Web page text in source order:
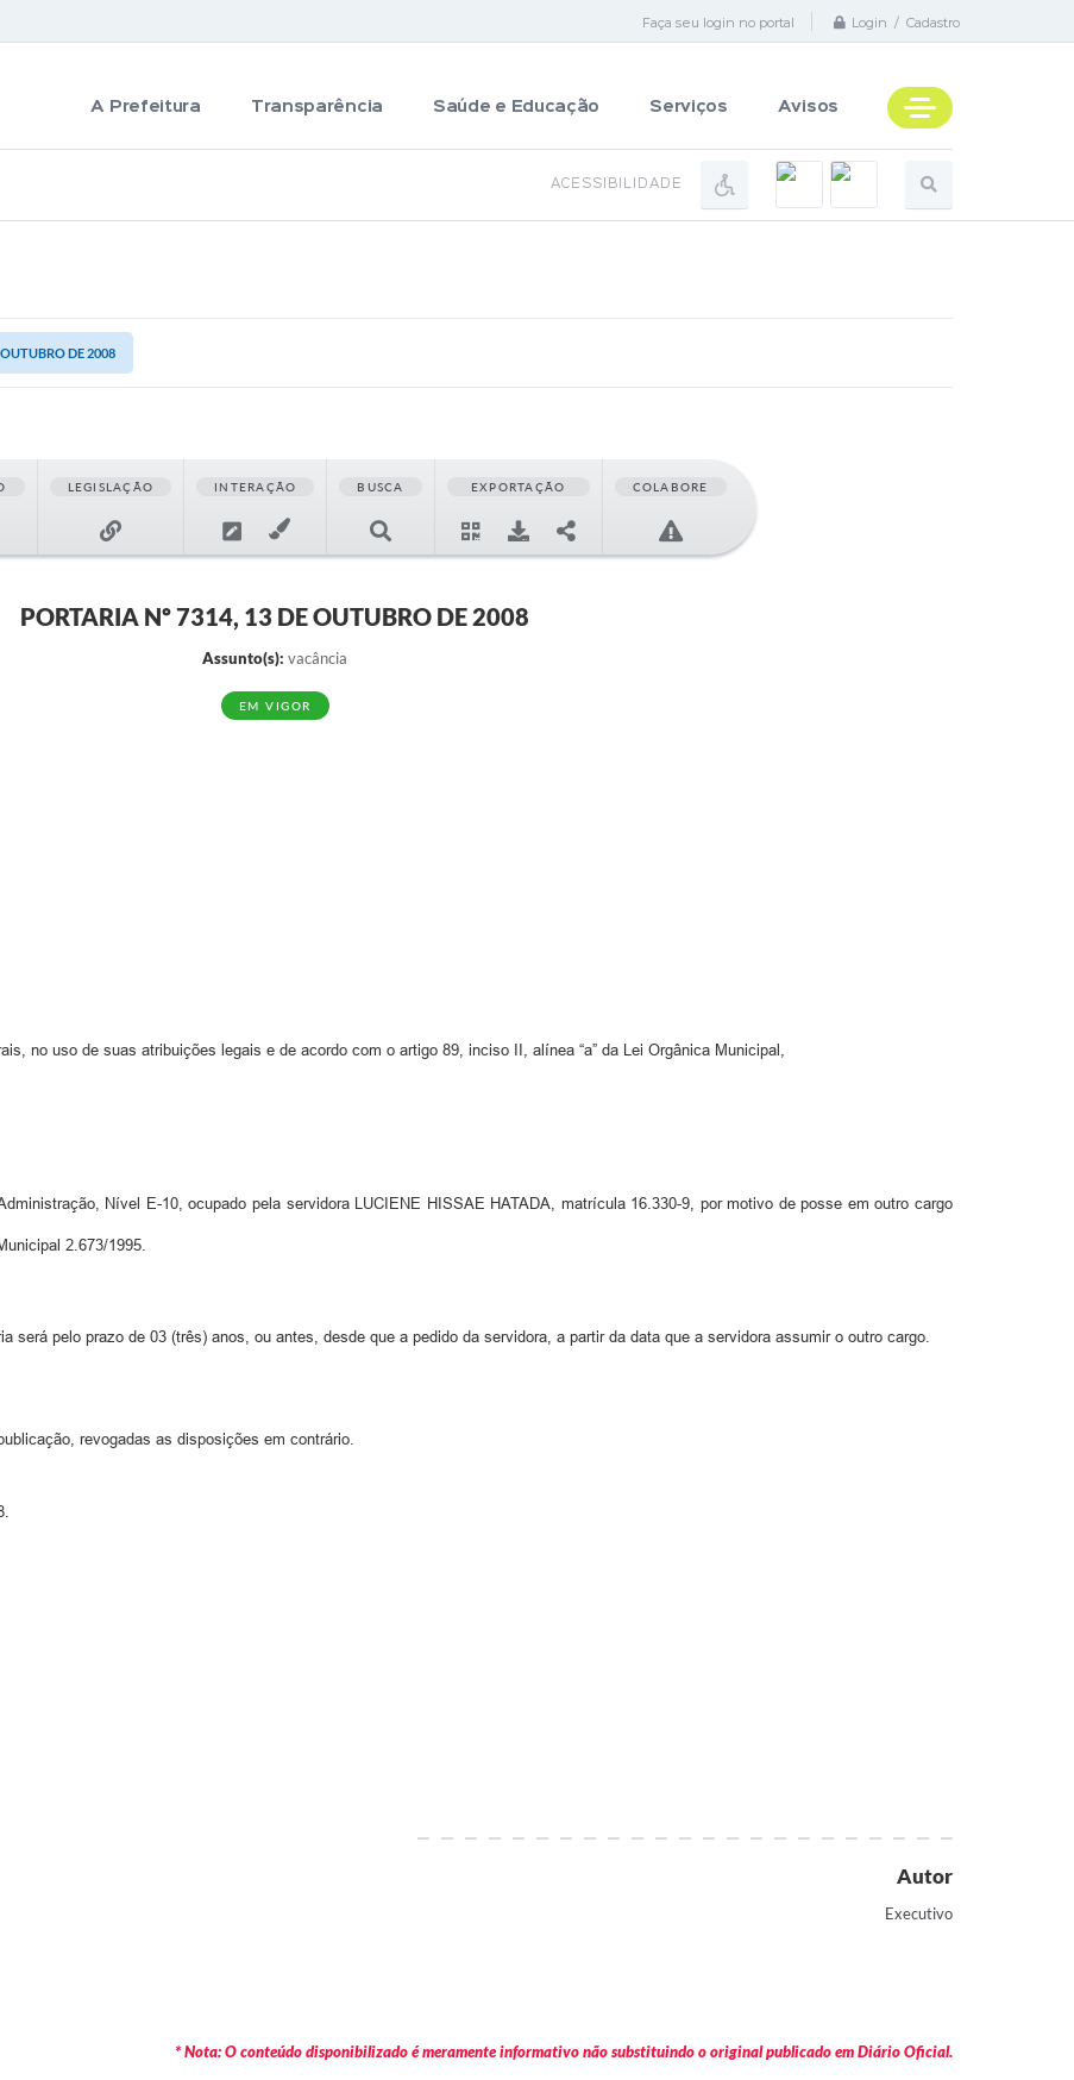
Faça seu login no portal Login / Cadastro
A Prefeitura Transparência Saúde e Educação Serviços Avisos
ACESSIBILIDADE
DE 2008
LEGISLAÇÃO INTERAÇÃO BUSCA EXPORTAÇÃO COLABORE
PORTARIA Nº 7314, 13 DE OUTUBRO DE 2008
Assunto(s): vacância
EM VIGOR
no uso de suas atribuições legais e de acordo com o artigo 89, inciso II, alínea “a” da Lei Orgânica Municipal,
Nível E-10, ocupado pela servidora LUCIENE HISSAE HATADA, matrícula 16.330-9, por motivo de posse em outro cargo
2.673/1995.
será pelo prazo de 03 (três) anos, ou antes, desde que a pedido da servidora, a partir da data que a servidora assumir o outro cargo.
revogadas as disposições em contrário.
Autor
Executivo
* Nota: O conteúdo disponibilizado é meramente informativo não substituindo o original publicado em Diário Oficial.